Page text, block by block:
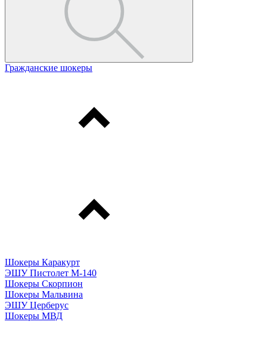
Гражданские шокеры
Шокеры Каракурт
ЭШУ Пистолет М-140
Шокеры Скорпион
Шокеры Мальвина
ЭШУ Церберус
Шокеры МВД